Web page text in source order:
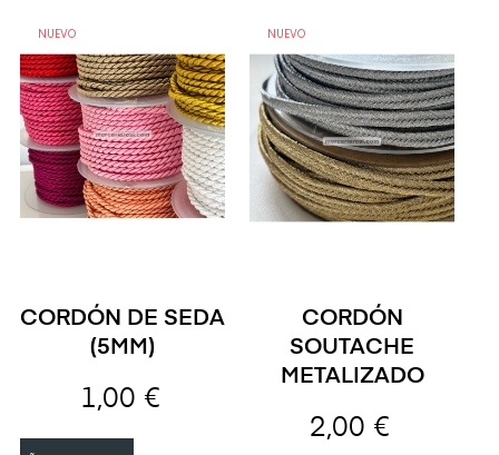
NUEVO
CORDÓN DE SEDA
(5MM)
1,00 €
NUEVO
CORDÓN
SOUTACHE
METALIZADO
2,00 €